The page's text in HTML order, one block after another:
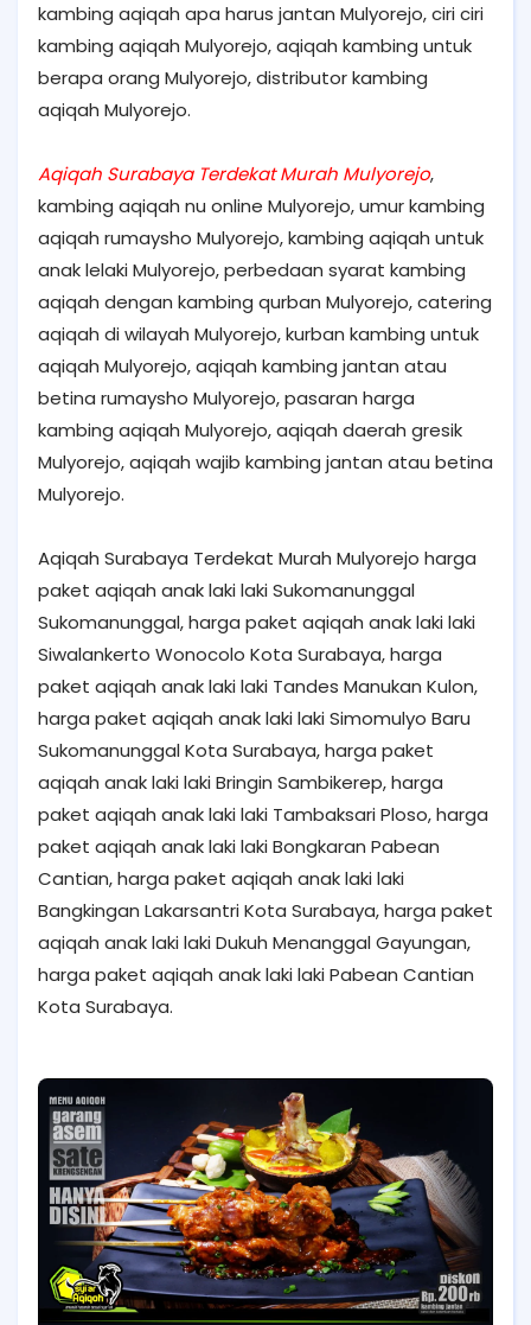
kambing aqiqah apa harus jantan Mulyorejo, ciri ciri
kambing aqiqah Mulyorejo, aqiqah kambing untuk
berapa orang Mulyorejo, distributor kambing
aqiqah Mulyorejo.
Aqiqah Surabaya Terdekat Murah Mulyorejo,
kambing aqiqah nu online Mulyorejo, umur kambing
aqiqah rumaysho Mulyorejo, kambing aqiqah untuk
anak lelaki Mulyorejo, perbedaan syarat kambing
aqiqah dengan kambing qurban Mulyorejo, catering
aqiqah di wilayah Mulyorejo, kurban kambing untuk
aqiqah Mulyorejo, aqiqah kambing jantan atau
betina rumaysho Mulyorejo, pasaran harga
kambing aqiqah Mulyorejo, aqiqah daerah gresik
Mulyorejo, aqiqah wajib kambing jantan atau betina
Mulyorejo.
Aqiqah Surabaya Terdekat Murah Mulyorejo harga
paket aqiqah anak laki laki Sukomanunggal
Sukomanunggal, harga paket aqiqah anak laki laki
Siwalankerto Wonocolo Kota Surabaya, harga
paket aqiqah anak laki laki Tandes Manukan Kulon,
harga paket aqiqah anak laki laki Simomulyo Baru
Sukomanunggal Kota Surabaya, harga paket
aqiqah anak laki laki Bringin Sambikerep, harga
paket aqiqah anak laki laki Tambaksari Ploso, harga
paket aqiqah anak laki laki Bongkaran Pabean
Cantian, harga paket aqiqah anak laki laki
Bangkingan Lakarsantri Kota Surabaya, harga paket
aqiqah anak laki laki Dukuh Menanggal Gayungan,
harga paket aqiqah anak laki laki Pabean Cantian
Kota Surabaya.